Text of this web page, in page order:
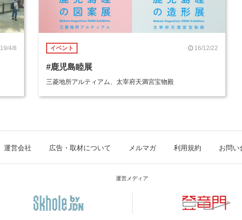
19/4/8 イベント 16/12/22
#鹿児島睦展
三菱地所アルティアム、太宰府天満宮宝物殿
運営会社 広告・取材について メルマガ 利用規約 お問い
運営メディア